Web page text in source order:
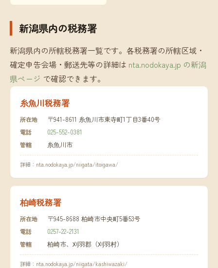
新潟県内の税務署
新潟県内の所轄税務署一覧です。各税務署の所轄区域・
確定申告会場・郵送先等の詳細は nta.nodokaya.jp の新潟
県ページ で確認できます。
糸魚川税務署
所在地 〒941-8611 糸魚川市東寺町1丁目3番40号
電話 025-552-0381
管轄 糸魚川市
詳細： nta.nodokaya.jp/niigata/itoigawa/
柏崎税務署
所在地 〒945-8688 柏崎市中央町5番53号
電話 0257-22-2131
管轄 柏崎市、刈羽郡（刈羽村）
詳細： nta.nodokaya.jp/niigata/kashiwazaki/